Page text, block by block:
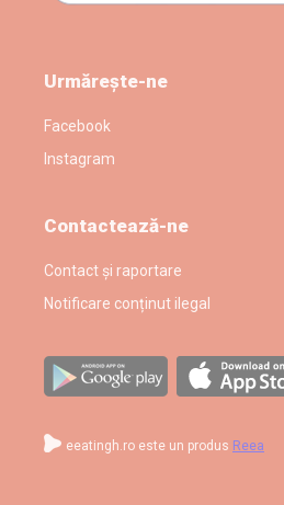
Urmărește-ne
Facebook
Instagram
Contactează-ne
Contact și raportare
Notificare conținut ilegal
eeatingh.ro este un produs Reea